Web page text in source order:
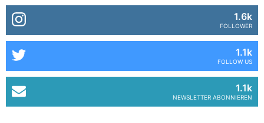
1.6k
FOLLOWER
1.1k
FOLLOW US
1.1k
NEWSLETTER ABONNIEREN